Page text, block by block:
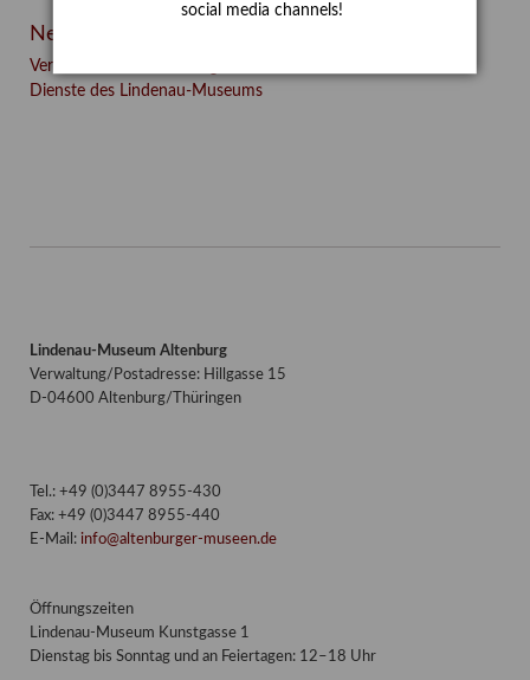
Neueste Beiträge
Verschenkt, verkauft, vergessen? – Kunstdetektivinnen im
Dienste des Lindenau-Museums
Lindenau-Museum Altenburg
Verwaltung/Postadresse: Hillgasse 15
D-04600 Altenburg/Thüringen
Tel.: +49 (0)3447 8955-430
Fax: +49 (0)3447 8955-440
E-Mail: info@altenburger-museen.de
Öffnungszeiten
Lindenau-Museum Kunstgasse 1
Dienstag bis Sonntag und an Feiertagen: 12–18 Uhr
social media channels!